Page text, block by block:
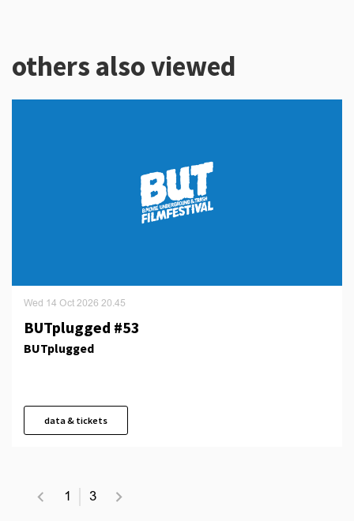
others also viewed
BUTplugged #53
BUTplugged
Wed 14 Oct 2026 20.45
data & tickets
1 3